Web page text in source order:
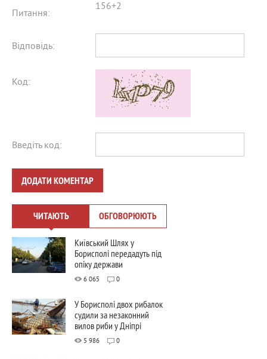
Питання:
156+2
Відповідь:
Код:
Введіть код:
ДОДАТИ КОМЕНТАР
ЧИТАЮТЬ ОБГОВОРЮЮТЬ
Київський Шлях у
Борисполі передадуть під
опіку держави
6 065 0
У Борисполі двох рибалок
судили за незаконний
вилов риби у Дніпрі
5 986 0